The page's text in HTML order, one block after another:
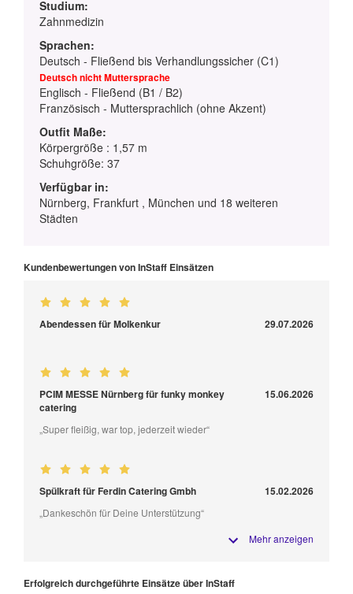
Studium:
Zahnmedizin
Sprachen:
Deutsch - Fließend bis Verhandlungssicher (C1)
Deutsch nicht Muttersprache
Englisch - Fließend (B1 / B2)
Französisch - Muttersprachlich (ohne Akzent)
Outfit Maße:
Körpergröße : 1,57 m
Schuhgröße: 37
Verfügbar in:
Nürnberg, Frankfurt , München und 18 weiteren
Städten
Kundenbewertungen von InStaff Einsätzen
Abendessen für Molkenkur 29.07.2026
PCIM MESSE Nürnberg für funky monkey
catering
15.06.2026
„Super fleißig, war top, jederzeit wieder“
Spülkraft für Ferdin Catering Gmbh 15.02.2026
„Dankeschön für Deine Unterstützung“
Mehr anzeigen
Erfolgreich durchgeführte Einsätze über InStaff